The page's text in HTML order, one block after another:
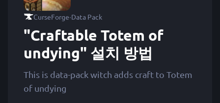
CurseForge·Data Pack
"Craftable Totem of
undying" 설치 방법
This is data-pack witch adds craft to Totem
of undying